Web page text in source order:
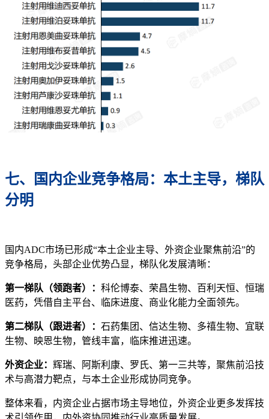
七、国内企业竞争格局：本土主导，梯队
分明
国内ADC市场已形成“本土企业主导、外资企业聚焦前沿”的
竞争格局，头部企业优势凸显，梯队化发展清晰：
第一梯队（领跑者）： 科伦博泰、荣昌生物、百利天恒、恒瑞
医药，凭借自主平台、临床进度、商业化能力全面领先。
第二梯队（跟进者）： 石药集团、信达生物、多禧生物、宜联
生物、映恩生物，管线丰富，临床推进迅速。
外资企业： 辉瑞、阿斯利康、罗氏、第一三共等，聚焦前沿技
术与高潜力靶点，与本土企业形成协同竞争。
整体来看，内资企业占据市场主导地位，外资企业更多发挥技